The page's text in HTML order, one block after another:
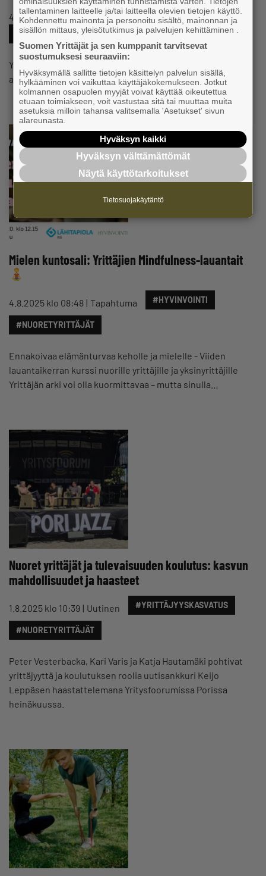
4.8.2025 klo 13:42 Uutinen
#YRITYKSENPERUSTAMINEN #NUORETYRITTÄJÄT
Yrittäjäkonkari on kansalaisaloitteen ensimmäinen
allekirjoittaja.
Mielen kuntosali: Yrittäjien Mindfulness-lauantait
4.8.2025 klo 08:48 Tapahtuma #HYVINVOINTI
#NUORETYRITTÄJÄT
Ennakoivaa elämänturvaa keholle ja mielelle - Viiden
lauantaikerran kurssi nuorille yrittäjille ja yksinyrittäjille
Yrittäjän arki voi olla kuormittavaa – mutta sinulla…
Nuoret yrittäjät ja tulevaisuuden koulutus: kasvun
mahdollisuudet ja haasteet
1.8.2025 klo 10:39 Uutinen #YRITTÄJYYSKASVATUS
#NUORETYRITTÄJÄT
Peter Vesterbacka, Kari Varis ja Katja Hautamäki pohtivat
yrittäjyyttä ja koulutuksen roolia uutisankkuri Keijo
Leppäsen haastattelemana Yritysfoorumissa Porissa
heinäkuussa.
tallentaminen laitteelle ja/tai laitteella olevien tietojen käyttö.
Kohdennettu mainonta ja personoitu sisältö, mainonnan ja
sisällön mittaus, yleisötutkimus ja palvelujen kehittäminen .
Suomen Yrittäjät ja sen kumppanit tarvitsevat
suostumuksesi seuraaviin:
Hyväksymällä sallitte tietojen käsittelyn palvelun sisällä,
hylkääminen voi vaikuttaa käyttäjäkokemukseen. Jotkut
kolmannen osapuolen myyjät voivat käyttää oikeutettua
etuaan toimiakseen, voit vastustaa sitä tai muuttaa muita
asetuksia milloin tahansa valitsemalla 'Asetukset' sivun
alareunasta.
Hyväksyn kaikki
Hyväksyn välttämättömät
Näytä käyttötarkoitukset
Tietosuojakäytäntö